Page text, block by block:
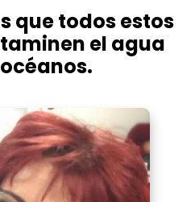
que todos estos
el agua